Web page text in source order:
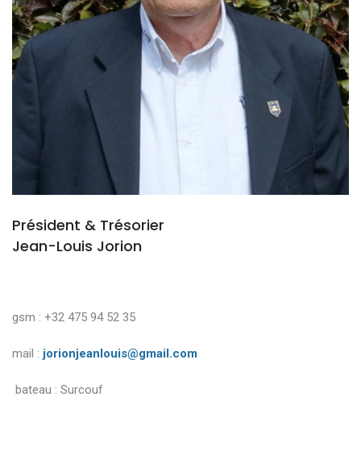
Président & Trésorier
Jean-Louis Jorion
gsm : +32 475 94 52 35
mail : jorionjeanlouis@gmail.com
bateau : Surcouf